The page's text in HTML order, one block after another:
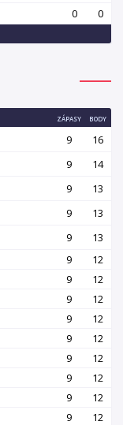
0 0
ZÁPASY BODY
9
16
9
14
9
13
9
13
9
13
9
12
9
12
9
12
9
12
9
12
9
12
9
12
9
12
9
12